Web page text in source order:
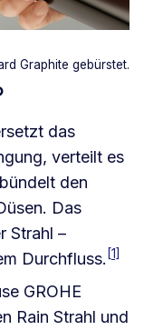
Graphite gebürstet.
das
verteilt es
den
Das
Strahl –
Durchfluss. [1]
GROHE
Rain Strahl und